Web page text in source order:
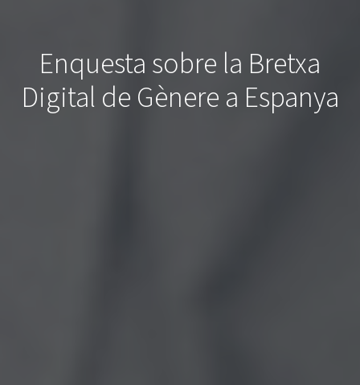
Enquesta sobre la Bretxa
Digital de Gènere a Espanya